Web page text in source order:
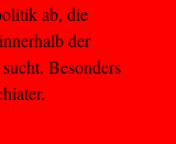
ab, die
der
Besonders